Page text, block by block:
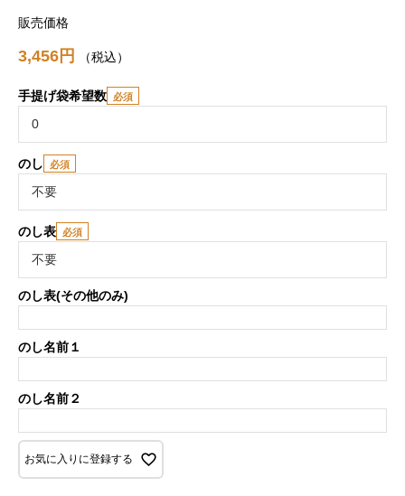
販売価格
3,456 税込
手提げ袋希望数
のし
のし表
のし表(その他のみ)
のし名前１
のし名前２
お気に入りに登録する